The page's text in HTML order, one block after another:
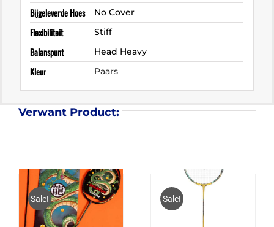
Bijgeleverde Hoes No Cover
Flexibiliteit Stiff
Balanspunt Head Heavy
Kleur Paars
Verwant Product:
Sale! Sale!